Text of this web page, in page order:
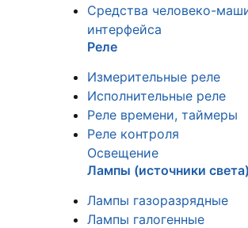
Средства человеко-
интерфейса
Реле
Измерительные реле
Исполнительные реле
Реле времени, таймеры
Реле контроля
Освещение
Лампы (источники света)
Лампы газоразрядные
Лампы галогенные